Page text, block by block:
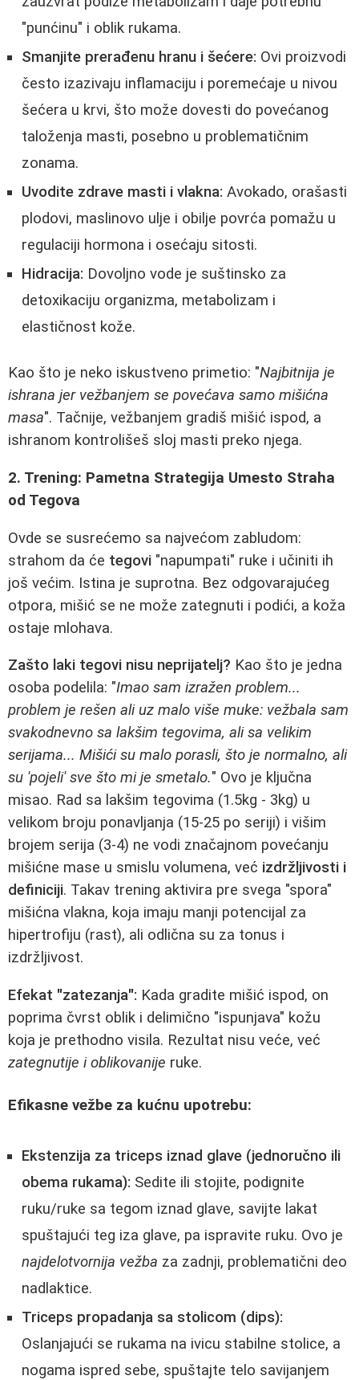
"punćinu" i oblik rukama.
Smanjite prerađenu hranu i šećere: Ovi proizvodi
često izazivaju inflamaciju i poremećaje u nivou
šećera u krvi, što može dovesti do povećanog
taloženja masti, posebno u problematičnim
zonama.
Uvodite zdrave masti i vlakna: Avokado, orašasti
plodovi, maslinovo ulje i obilje povrća pomažu u
regulaciji hormona i osećaju sitosti.
Hidracija: Dovoljno vode je suštinsko za
detoxikaciju organizma, metabolizam i
elastičnost kože.
Kao što je neko iskustveno primetio: "Najbitnija je
ishrana jer vežbanjem se povećava samo mišićna
masa". Tačnije, vežbanjem gradiš mišić ispod, a
ishranom kontrolišeš sloj masti preko njega.
2. Trening: Pametna Strategija Umesto Straha
od Tegova
Ovde se susrećemo sa najvećom zabludom:
strahom da će tegovi "napumpati" ruke i učiniti ih
još većim. Istina je suprotna. Bez odgovarajućeg
otpora, mišić se ne može zategnuti i podići, a koža
ostaje mlohava.
Zašto laki tegovi nisu neprijatelj? Kao što je jedna
osoba podelila: "Imao sam izražen problem...
problem je rešen ali uz malo više muke: vežbala sam
svakodnevno sa lakšim tegovima, ali sa velikim
serijama... Mišići su malo porasli, što je normalno, ali
su 'pojeli' sve što mi je smetalo." Ovo je ključna
misao. Rad sa lakšim tegovima (1.5kg - 3kg) u
velikom broju ponavljanja (15-25 po seriji) i višim
brojem serija (3-4) ne vodi značajnom povećanju
mišićne mase u smislu volumena, već izdržljivosti i
definiciji. Takav trening aktivira pre svega "spora"
mišićna vlakna, koja imaju manji potencijal za
hipertrofiju (rast), ali odlična su za tonus i
izdržljivost.
Efekat "zatezanja": Kada gradite mišić ispod, on
poprima čvrst oblik i delimično "ispunjava" kožu
koja je prethodno visila. Rezultat nisu veće, već
zategnutije i oblikovanije ruke.
Efikasne vežbe za kućnu upotrebu:
Ekstenzija za triceps iznad glave (jednoručno ili
obema rukama): Sedite ili stojite, podignite
ruku/ruke sa tegom iznad glave, savijte lakat
spuštajući teg iza glave, pa ispravite ruku. Ovo je
najdelotvornija vežba za zadnji, problematični deo
nadlaktice.
Triceps propadanja sa stolicom (dips):
Oslanjajući se rukama na ivicu stabilne stolice, a
nogama ispred sebe, spuštajte telo savijanjem